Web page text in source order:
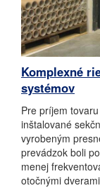
Komplexné
systémov
Pre príjem
inštalované
vyrobeným
prevádzok boli
menej
otočnými